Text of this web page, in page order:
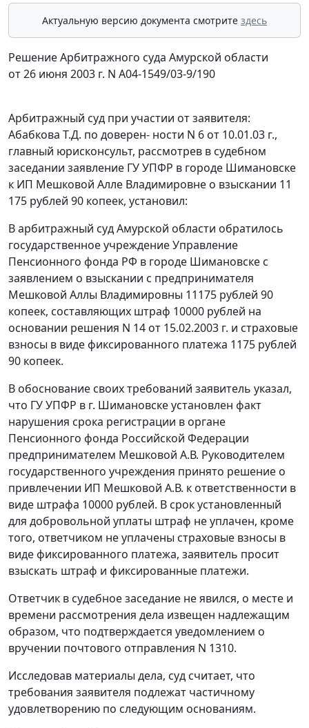
Актуальную версию документа смотрите здесь
Решение Арбитражного суда Амурской области
от 26 июня 2003 г. N А04-1549/03-9/190
Арбитражный суд при участии от заявителя:
Абабкова Т.Д. по доверен- ности N 6 от 10.01.03 г.,
главный юрисконсульт, рассмотрев в судебном
заседании заявление ГУ УПФР в городе Шимановске
к ИП Мешковой Алле Владимировне о взыскании 11
175 рублей 90 копеек, установил:
В арбитражный суд Амурской области обратилось
государственное учреждение Управление
Пенсионного фонда РФ в городе Шимановске с
заявлением о взыскании с предпринимателя
Мешковой Аллы Владимировны 11175 рублей 90
копеек, составляющих штраф 10000 рублей на
основании решения N 14 от 15.02.2003 г. и страховые
взносы в виде фиксированного платежа 1175 рублей
90 копеек.
В обоснование своих требований заявитель указал,
что ГУ УПФР в г. Шимановске установлен факт
нарушения срока регистрации в органе
Пенсионного фонда Российской Федерации
предпринимателем Мешковой А.В. Руководителем
государственного учреждения принято решение о
привлечении ИП Мешковой А.В. к ответственности в
виде штрафа 10000 рублей. В срок установленный
для добровольной уплаты штраф не уплачен, кроме
того, ответчиком не уплачены страховые взносы в
виде фиксированного платежа, заявитель просит
взыскать штраф и фиксированные платежи.
Ответчик в судебное заседание не явился, о месте и
времени рассмотрения дела извещен надлежащим
образом, что подтверждается уведомлением о
вручении почтового отправления N 1310.
Исследовав материалы дела, суд считает, что
требования заявителя подлежат частичному
удовлетворению по следующим основаниям.